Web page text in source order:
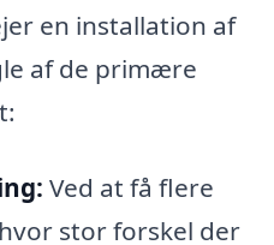
en installation af
af de primære
Ved at få flere
stor forskel der